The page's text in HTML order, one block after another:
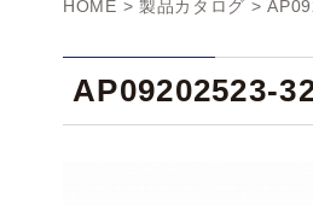
HOME > 製品カタログ >
AP09202523-